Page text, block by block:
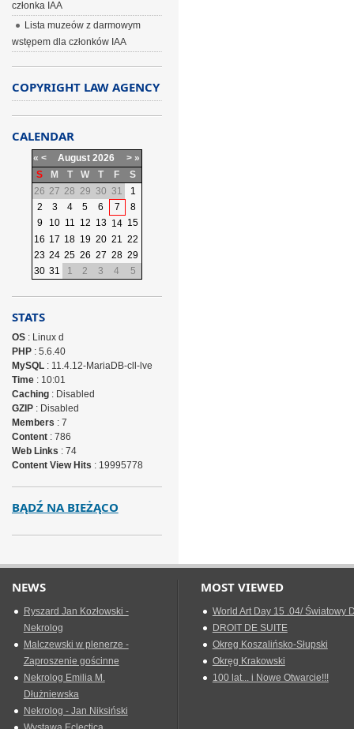
członka IAA
Lista muzeów z darmowym
wstępem dla członków IAA
COPYRIGHT LAW AGENCY
CALENDAR
« < August 2026 > »
S
M T W T F
S
26 27 28 29 30 31
1
2
3 4 5 6 7
8
9
10 11 12 13 14 15
16 17 18 19 20 21 22
23 24 25 26 27 28 29
30 31 1 2 3 4 5
STATS
OS: Linux d
PHP: 5.6.40
MySQL: 11.4.12-MariaDB-cll-lve
Time: 10:01
Caching: Disabled
GZIP: Disabled
Members : 7
Content: 786
Web Links : 74
Content View Hits : 19995778
BĄDŹ NA BIEŻĄCO
NEWS
Ryszard Jan Kozłowski -
Nekrolog
Malczewski w plenerze -
Zaproszenie gościnne
Nekrolog Emilia M.
Dłużniewska
Nekrolog - Jan Niksiński
MOST VIEWED
World Art Day 15 .04/ Światowy
DROIT DE SUITE
Okreg Koszalińsko-Słupski
Okręg Krakowski
100 lat... i Nowe Otwarcie!!!